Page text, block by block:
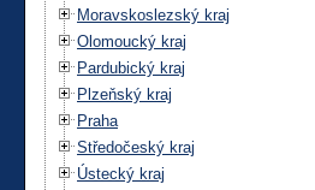
Moravskoslezský kraj
Olomoucký kraj
Pardubický kraj
Plzeňský kraj
Praha
Středočeský kraj
Ústecký kraj